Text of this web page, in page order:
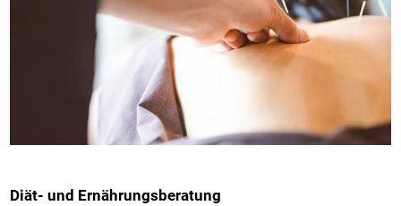
Diät- und Ernährungsberatung